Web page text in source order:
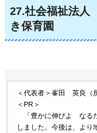
27.社会福祉法人
き保育園
＜代表者＞峯田 英良
＜PR＞
「豊かに伸びよ なる
しました。今後は、よ